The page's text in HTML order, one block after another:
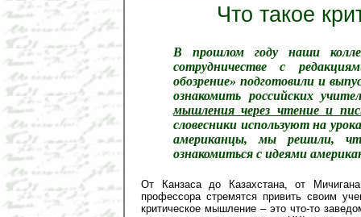
Что такое
В прошлом году наши
сотрудничестве с
обозрение» подготовили и
ознакомить российских
мышления через чтение и
словесники используют на
американцы, мы решили,
ознакомиться с идеями
От Канзаса до Казахстана, от
профессора стремятся привить своим
критическое мышление – это что-то